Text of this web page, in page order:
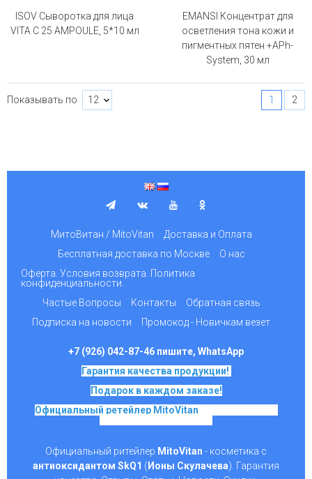
ISOV Сыворотка для лица
VITA C 25 AMPOULE, 5*10 мл
EMANSI Концентрат для
осветления тона кожи и
пигментных пятен +APh-
System, 30 мл
Показывать по 1 2
МитоВитан / MitoVitan
Доставка и Оплата
Бесплатная доставка по Москве
О нас
Оферта. Условия возврата. Политика
конфиденциальности.
Частые Вопросы
Контакты
Обратная связь
Подписка на новости
Промокод - Новичкам везет
+7 (926) 042-87-46 пишите, WhatsApp
Гарантия качества продукции!
Подарок в каждом заказе!
Официальный ретейлер MitoVitan
Официальный ритейлер MitoVitan - косметика с
антиоксидантом SkQ1 ( Ионы Скулачева). Гарантия